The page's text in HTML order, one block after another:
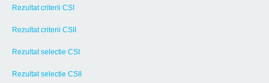
Rezultat criterii CSI
Rezultat criterii CSII
Rezultat selectie CSI
Rezultat selectie CSII